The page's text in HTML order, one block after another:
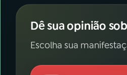
Dê sua opinião
Escolha sua